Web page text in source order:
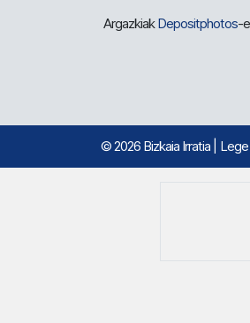
ArgazkiakDepositphotos-
© 2026 Bizkaia Irratia Lege